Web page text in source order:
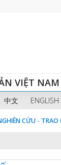
VIỆT NAM
中文 ENGLISH
CỨU - TRAO